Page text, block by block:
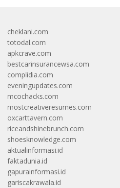
cheklani.com
totodal.com
apkcrave.com
bestcarinsurancewsa.com
complidia.com
eveningupdates.com
mcochacks.com
mostcreativeresumes.com
oxcarttavern.com
riceandshinebrunch.com
shoesknowledge.com
aktualinformasi.id
faktadunia.id
gapurainformasi.id
gariscakrawala.id